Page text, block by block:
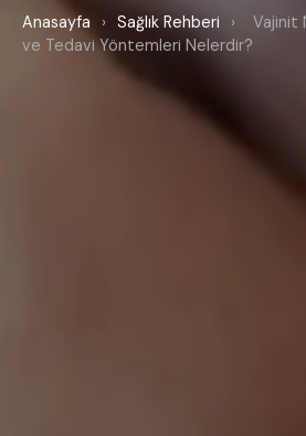
Anasayfa › Sağlık Rehberi ›
Vajinit
ve Tedavi Yöntemleri Nelerdir?